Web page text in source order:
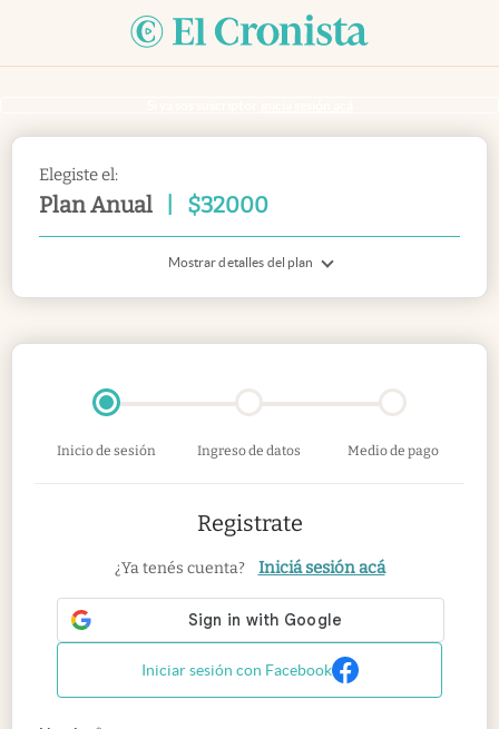
Elegiste el:
Plan Anual $32000
Mostrar detalles del plan
Inicio de sesión Ingreso de datos Medio de pago
Registrate
¿Ya tenés cuenta? Iniciá sesión acá
Iniciar sesión con Facebook